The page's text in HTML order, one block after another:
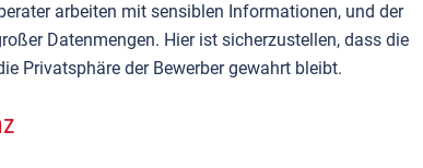
arbeiten mit sensiblen Informationen, und der
Datenmengen. Hier ist sicherzustellen, dass die
Privatsphäre der Bewerber gewahrt bleibt.